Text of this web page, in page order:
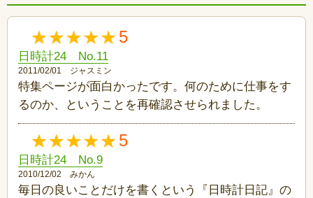
5
日時計24 No.11
2011/02/01 ジャスミン
特集ページが面白かったです。何のために仕事をす
るのか、ということを再確認させられました。
5
日時計24 No.9
2010/12/02 みかん
毎日の良いことだけを書くという『日時計日記』の